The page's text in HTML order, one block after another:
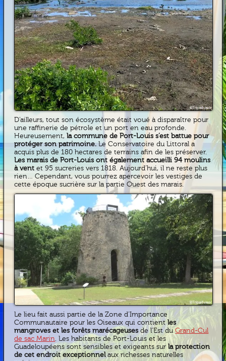
D’ailleurs, tout son écosystème était voué à disparaître pour
une raffinerie de pétrole et un port en eau profonde.
Heureusement,la commune de Port-Louis s’est battue pour
protéger son patrimoine.Le Conservatoire du Littoral a
acquis plus de 180 hectares de terrains afin de les préserver.
Les marais de Port-Louis ont également accueilli 94 moulins
à vent et 95 sucreries vers 1818. Aujourd’hui, il ne reste plus
rien… Cependant, vous pourrez apercevoir les vestiges de
cette époque sucrière sur la partie Ouest des marais.
Le lieu fait aussi partie de la Zone d’Importance
Communautaire pour les Oiseaux qui contientles
mangroves et les forêts marécageusesde l’Est duGrand-Cul
de sac Marin. Les habitants de Port-Louis et les
Guadeloupéens sont sensibles et exigeants surla protection
de cet endroit exceptionnelaux richesses naturelles